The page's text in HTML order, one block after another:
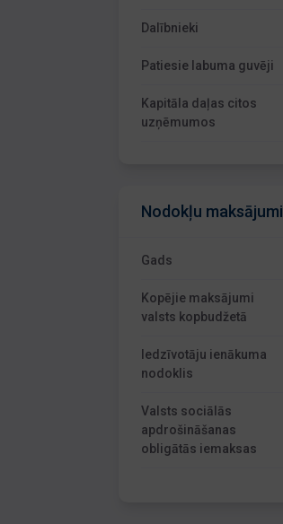
Dalībnieki
Patiesie labuma guvēji
Kapitāla daļas citos
uzņēmumos
Nodokļu maksājumi
Gads
Kopējie maksājumi
valsts kopbudžetā
Iedzīvotāju ienākuma
nodoklis
Valsts sociālās
apdrošināšanas
obligātās iemaksas